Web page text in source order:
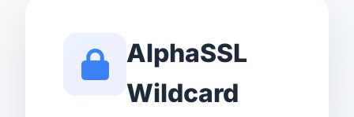
AlphaSSL
Wildcard